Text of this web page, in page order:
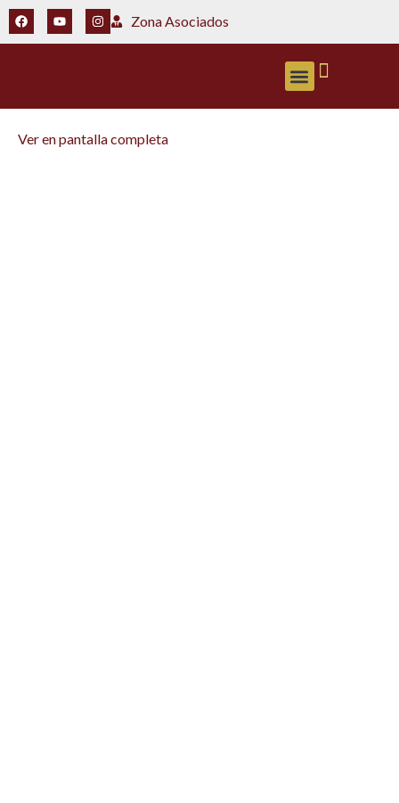
Zona Asociados
Ver en pantalla completa